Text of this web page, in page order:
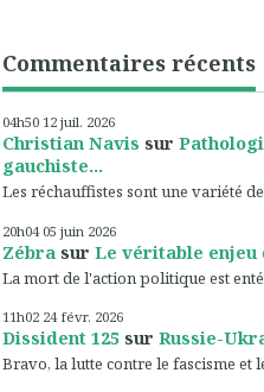
Commentaires récents
04h50 12 juil. 2026
Christian Navis sur
gauchiste...
Les réchauffistes sont une variété
20h04 05 juin 2026
Zébra sur Le véritable enjeu
La mort de l'action politique est
11h02 24 févr. 2026
Dissident 125 sur Russie-
Bravo, la lutte contre le fascisme et